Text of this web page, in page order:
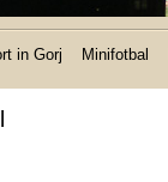
in Gorj Minifotbal